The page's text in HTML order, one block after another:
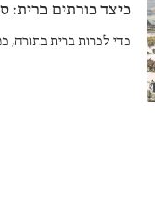
כיצד כורתים ברית:
כדי לכרות ברית בתורה,